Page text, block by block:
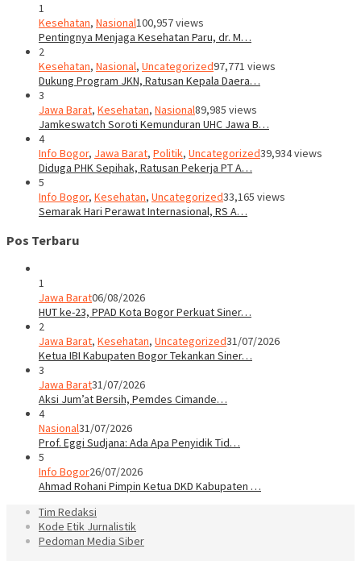
1
Kesehatan, Nasional100,957 views
Pentingnya Menjaga Kesehatan Paru, dr. M…
2
Kesehatan, Nasional, Uncategorized97,771 views
Dukung Program JKN, Ratusan Kepala Daera…
3
Jawa Barat, Kesehatan, Nasional89,985 views
Jamkeswatch Soroti Kemunduran UHC Jawa B…
4
Info Bogor, Jawa Barat, Politik, Uncategorized39,934 views
Diduga PHK Sepihak, Ratusan Pekerja PT A…
5
Info Bogor, Kesehatan, Uncategorized33,165 views
Semarak Hari Perawat Internasional, RS A…
Pos Terbaru
1
Jawa Barat06/08/2026
HUT ke-23, PPAD Kota Bogor Perkuat Siner…
2
Jawa Barat, Kesehatan, Uncategorized31/07/2026
Ketua IBI Kabupaten Bogor Tekankan Siner…
3
Jawa Barat31/07/2026
Aksi Jum’at Bersih, Pemdes Cimande…
4
Nasional31/07/2026
Prof. Eggi Sudjana: Ada Apa Penyidik Tid…
5
Info Bogor26/07/2026
Ahmad Rohani Pimpin Ketua DKD Kabupaten …
Tim Redaksi
Kode Etik Jurnalistik
Pedoman Media Siber